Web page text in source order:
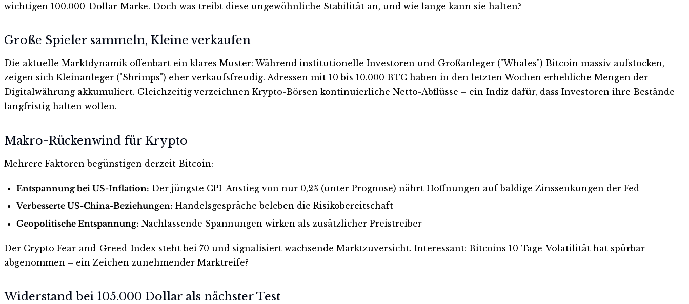
wichtigen 100.000-Dollar-Marke. Doch was treibt diese ungewöhnliche Stabilität an, und wie lange kann sie halten?
Große Spieler sammeln, Kleine verkaufen
Die aktuelle Marktdynamik offenbart ein klares Muster: Während institutionelle Investoren und Großanleger ("Whales") Bitcoin massiv aufstocken,
zeigen sich Kleinanleger ("Shrimps") eher verkaufsfreudig. Adressen mit 10 bis 10.000 BTC haben in den letzten Wochen erhebliche Mengen der
Digitalwährung akkumuliert. Gleichzeitig verzeichnen Krypto-Börsen kontinuierliche Netto-Abflüsse – ein Indiz dafür, dass Investoren ihre Bestände
langfristig halten wollen.
Makro-Rückenwind für Krypto
Mehrere Faktoren begünstigen derzeit Bitcoin:
Entspannung bei US-Inflation: Der jüngste CPI-Anstieg von nur 0,2% (unter Prognose) nährt Hoffnungen auf baldige Zinssenkungen der Fed
Verbesserte US-China-Beziehungen: Handelsgespräche beleben die Risikobereitschaft
Geopolitische Entspannung: Nachlassende Spannungen wirken als zusätzlicher Preistreiber
Der Crypto Fear-and-Greed-Index steht bei 70 und signalisiert wachsende Marktzuversicht. Interessant: Bitcoins 10-Tage-Volatilität hat spürbar
abgenommen – ein Zeichen zunehmender Marktreife?
Widerstand bei 105.000 Dollar als nächster Test